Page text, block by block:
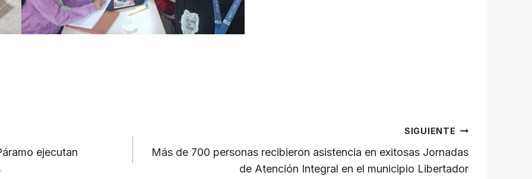
ejecutan
SIGUIENTE
Más de 700 personas recibieron asistencia en exitosas Jornadas
de Atención Integral en el municipio Libertador